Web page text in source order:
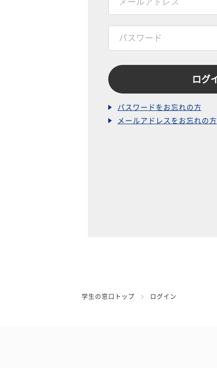
パスワードをお忘れの方
メールアドレスをお忘れの方
学生の窓口トップ ログイン